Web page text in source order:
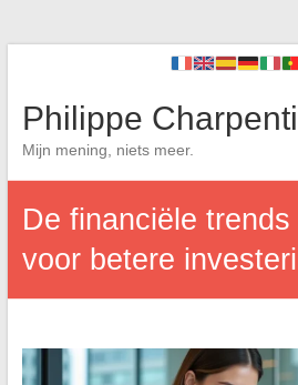
Philippe
Mijn mening, niets meer.
De financiële
voor betere